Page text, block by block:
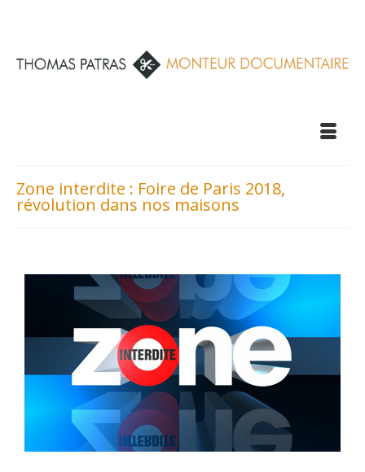
Zone interdite : Foire de Paris 2018,
révolution dans nos maisons